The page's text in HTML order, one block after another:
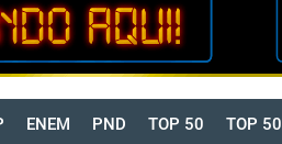
ENEM PND TOP 50 TOP 50